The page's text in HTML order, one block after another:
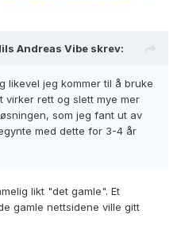
Andreas Vibe skrev:
likevel jeg kommer til å bruke
virker rett og slett mye mer
som jeg fant ut av
med dette for 3-4 år
likt "det gamle". Et
gamle nettsidene ville gitt